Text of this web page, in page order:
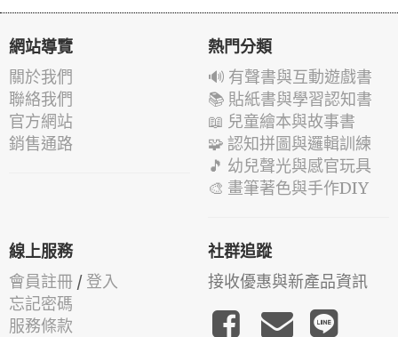
網站導覽
關於我們
聯絡我們
官方網站
銷售通路
熱門分類
🔊 有聲書與互動遊戲書
📚 貼紙書與學習認知書
📖 兒童繪本與故事書
🧩 認知拼圖與邏輯訓練
🎵 幼兒聲光與感官玩具
🎨 畫筆著色與手作DIY
線上服務
會員註冊 / 登入
忘記密碼
服務條款
社群追蹤
接收優惠與新產品資訊